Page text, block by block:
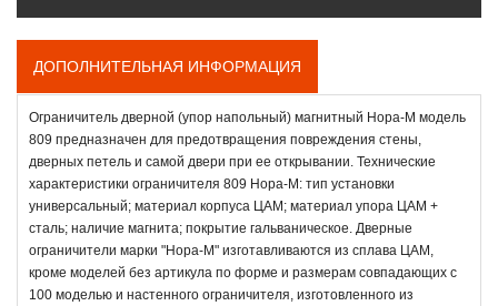
ДОПОЛНИТЕЛЬНАЯ ИНФОРМАЦИЯ
Ограничитель дверной (упор напольный) магнитный Нора-М модель
809 предназначен для предотвращения повреждения стены,
дверных петель и самой двери при ее открывании. Технические
характеристики ограничителя 809 Нора-М: тип установки
универсальный; материал корпуса ЦАМ; материал упора ЦАМ +
сталь; наличие магнита; покрытие гальваническое. Дверные
ограничители марки "Нора-М" изготавливаются из сплава ЦАМ,
кроме моделей без артикула по форме и размерам совпадающих с
100 моделью и настенного ограничителя, изготовленного из